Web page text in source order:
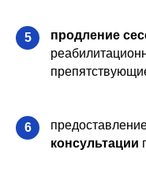
5 продление
6
консультации